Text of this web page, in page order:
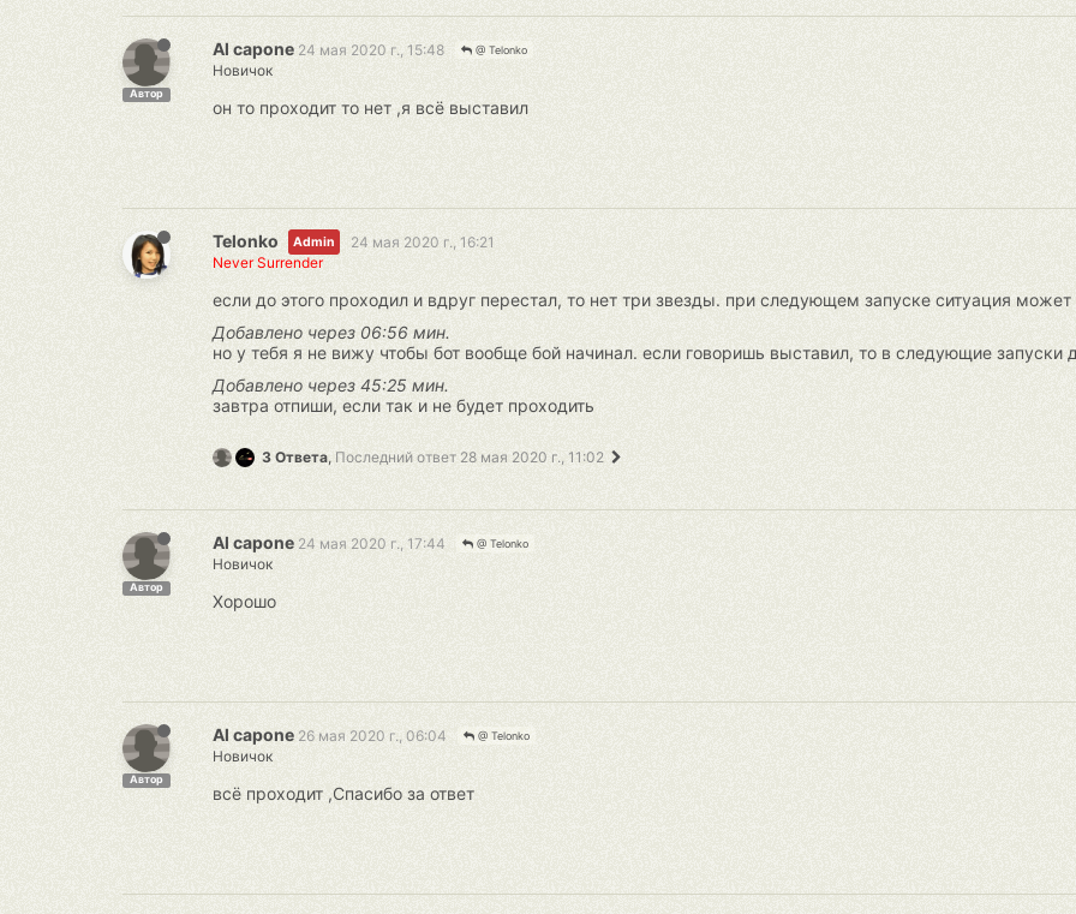
Автор
Al capone 24 мая 2020 г., 15:48 @ Telonko
Новичок
он то проходит то нет ,я всё выставил
Telonko Admin
24 мая 2020 г., 16:21
Never Surrender
если до этого проходил и вдруг перестал, то нет три звезды. при следующем запуске ситуация может
Добавлено через 06:56 мин.
но у тебя я не вижу чтобы бот вообще бой начинал. если говоришь выставил, то в следующие запуски
Добавлено через 45:25 мин.
завтра отпиши, если так и не будет проходить
3 Ответа, Последний ответ 28 мая 2020 г., 11:02
Автор
Al capone 24 мая 2020 г., 17:44 @ Telonko
Новичок
Хорошо
Автор
Al capone 26 мая 2020 г., 06:04 @ Telonko
Новичок
всё проходит ,Спасибо за ответ